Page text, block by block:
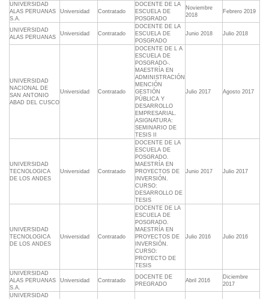
UNIVERSIDAD
ALAS PERUANAS
S.A.
Universidad Contratado
DOCENTE DE LA
ESCUELA DE
POSGRADO
Noviembre
2018
Febrero 2019
UNIVERSIDAD
ALAS PERUANAS
Universidad Contratado
DOCENTE DE LA
ESCUELA DE
POSGRADO
Junio 2018 Julio 2018
UNIVERSIDAD
NACIONAL DE
SAN ANTONIO
ABAD DEL CUSCO
Universidad Contratado
DOCENTE DE L A
ESCUELA DE
POSGRADO-.
MAESTRÍA EN
ADMINISTRACIÓN
MENCIÓN
GESTIÓN
PÚBLICA Y
DESARROLLO
EMPRESARIAL.
ASIGNATURA:
SEMINARIO DE
TESIS II
Julio 2017 Agosto 2017
UNIVERSIDAD
TECNOLOGICA
DE LOS ANDES
Universidad Contratado
DOCENTE DE LA
ESCUELA DE
POSGRADO.
MAESTRÍA EN
PROYECTOS DE
INVERSIÓN.
CURSO:
DESARROLLO DE
TESIS
Junio 2017 Julio 2017
UNIVERSIDAD
TECNOLOGICA
DE LOS ANDES
Universidad Contratado
DOCENTE DE LA
ESCUELA DE
POSGRADO.
MAESTRÍA EN
PROYECTOS DE
INVERSIÓN.
CURSO:
PROYECTO DE
TESIS
Julio 2016 Julio 2016
UNIVERSIDAD
ALAS PERUANAS
S.A.
Universidad Contratado
DOCENTE DE
PREGRADO
Abril 2016
Diciembre
2017
UNIVERSIDAD